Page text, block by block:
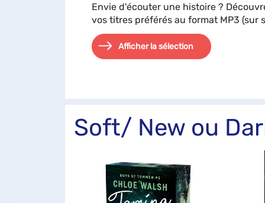
Envie d'écouter une histoire ?
vos titres préférés au format MP3 (sur
Afficher la sélection
Soft/ New ou